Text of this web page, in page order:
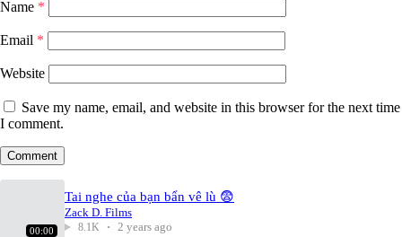
Name *
Email *
Website
Save my name, email, and website in this browser for the next time
I comment.
00:00
Tai nghe của bạn bẩn vê lù 😨
Zack D. Films
8.1K 2 years ago